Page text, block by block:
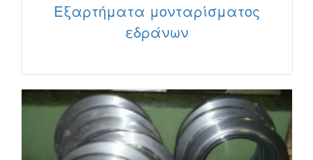
Εξαρτήματα μονταρίσματος
εδράνων